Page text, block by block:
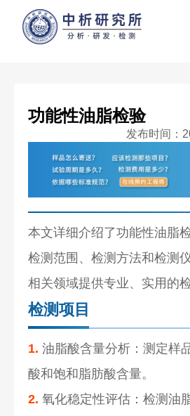
功能性油脂检验
发布时间：
本文详细介绍了功能性油脂
检测范围、检测方法和检测
相关领域提供专业、实用的
检测项目
1. 油脂酸含量分析：测定样
酸和饱和脂肪酸含量。
2. 氧化稳定性评估：检测油